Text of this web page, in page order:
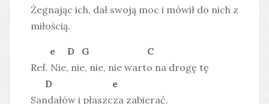
Żegnając ich, dał swoją moc i mówił do nich z
miłością.
e D G C
Ref. Nie, nie, nie, nie warto na drogę tę
D e
Sandałów i płaszcza zabierać.